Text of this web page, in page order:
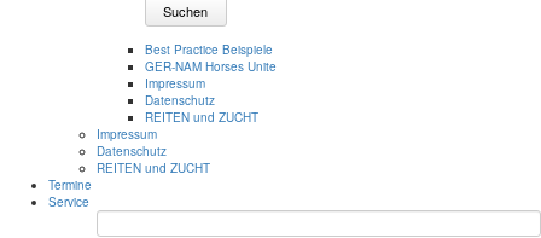
Suchen
Best Practice Beispiele
GER-NAM Horses Unite
Impressum
Datenschutz
REITEN und ZUCHT
Impressum
Datenschutz
REITEN und ZUCHT
Termine
Service